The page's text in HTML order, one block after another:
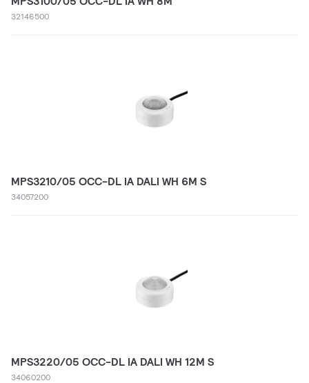
32146500
MPS3210/05 OCC-DL IA DALI WH 6M S
34057200
MPS3220/05 OCC-DL IA DALI WH 12M S
34060200